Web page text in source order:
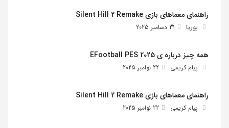
راهنمای معماهای بازی Silent Hill 2 Remake
پوریا 31 دسامبر 2025
همه چیز درباره ی EFootball PES 2025
پیام کریمی 22 نوامبر 2025
راهنمای معماهای بازی Silent Hill 2 Remake
پیام کریمی 22 نوامبر 2025